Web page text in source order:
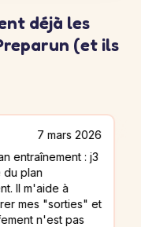
déjà les
(et ils
mars 2026
: j3
à
et
pas
jean
J’ai
mon